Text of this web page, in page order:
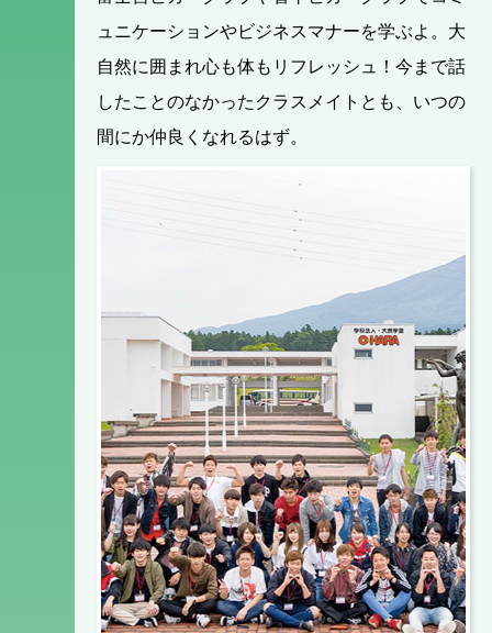
ュニケーションやビジネスマナーを学ぶよ。大
自然に囲まれ心も体もリフレッシュ！今まで話
したことのなかったクラスメイトとも、いつの
間にか仲良くなれるはず。